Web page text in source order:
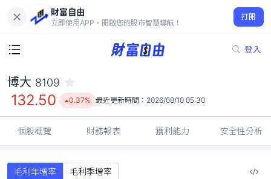
財富自由
立即使用APP，開啟您的股市智慧導航！
打開
登入
132.50
0.37%
博大 8109
132.50 0.37% 最近更新時間： 2026/08/10 05:30
個股概覽 財務報表 獲利能力 安全性分析
毛利年增率 毛利季增率